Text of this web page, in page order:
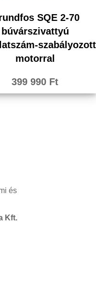
SQE 2-70
búvárszivattyú
szabályozott
motorral
399 990 Ft
és
Kft.